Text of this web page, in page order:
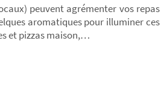
peuvent agrémenter vos repas
aromatiques pour illuminer ces
et pizzas maison,…